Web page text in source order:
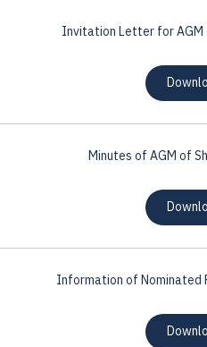
Invitation Letter for AGM
Minutes of AGM of
Information of Nominated